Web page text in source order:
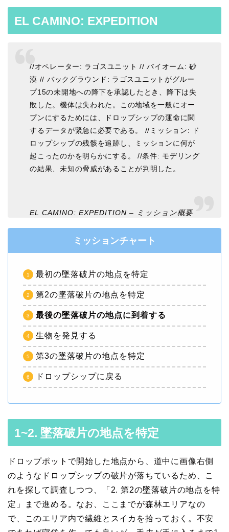
EL CAMINO: EXPEDITION
//オペレーター: ラゴスユニット // バイオーム: 砂
漠 // バックグラウンド: ラゴスユニットがグルー
プ15の未開地への降下を承認したとき、降下は失
敗した。機体は失われた。この地域を一般にオー
プンにするためには、ドロップシップの運命に関
するデータが緊急に必要である。 //ミッション: ド
ロップシップの残骸を追跡し、ミッションに何が
起こったのかを明らかにする。 //条件: モデリング
の結果、未知の脅威があることが判明した。
EL CAMINO: EXPEDITION – ミッション概要
ミッションチャート
最初の墜落破片の地点を特定
第2の墜落破片の地点を特定
最後の墜落破片の地点に到着する
生物を発見する
第3の墜落破片の地点を特定
ドロップシップに戻る
1~2. 墜落破片の地点を特定
ドロップポットで開始した地点から、道中に画像右側
のようなドロップシップの破片が落ちているため、こ
れを探して調査しつつ、「2. 第2の墜落破片の地点を特
定」まで進める。なお、ここまでが森林エリアなの
で、このエリア内で繊維とスイカを拾っておく。不安